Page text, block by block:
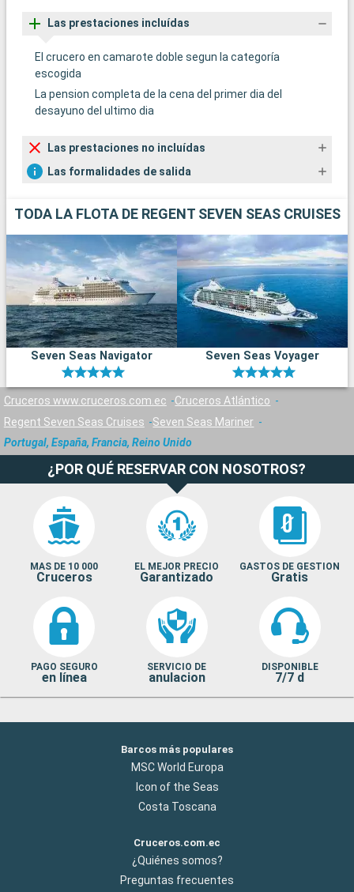
Las prestaciones incluídas
El crucero en camarote doble segun la categoría
escogida
La pension completa de la cena del primer dia del
desayuno del ultimo dia
Las prestaciones no incluídas
Las formalidades de salida
TODA LA FLOTA DE REGENT SEVEN SEAS CRUISES
Seven Seas Navigator Seven Seas Voyager
Cruceros www.cruceros.com.ec
Cruceros Atlántico
Regent Seven Seas Cruises
Seven Seas Mariner
Portugal, España, Francia, Reino Unido
¿POR QUÉ RESERVAR CON NOSOTROS?
MAS DE 10 000
Cruceros
EL MEJOR PRECIO
Garantizado
GASTOS DE GESTION
Gratis
PAGO SEGURO
en línea
SERVICIO DE
anulacion
DISPONIBLE
7/7 d
Barcos más populares
MSC World Europa
Icon of the Seas
Costa Toscana
Cruceros.com.ec
¿Quiénes somos?
Preguntas frecuentes